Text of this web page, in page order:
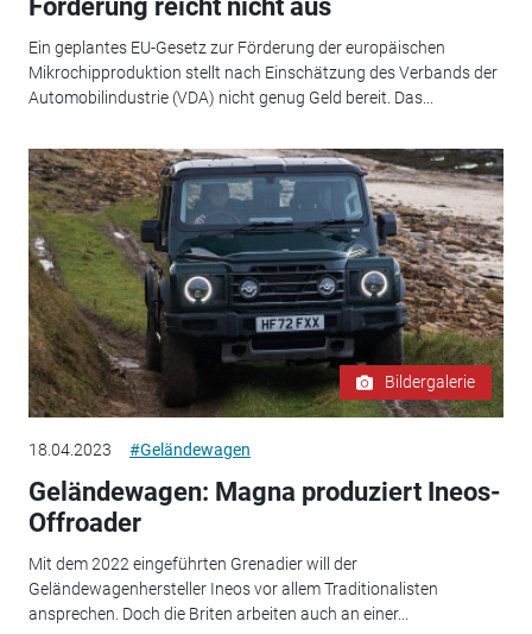
Förderung reicht nicht aus
Ein geplantes EU-Gesetz zur Förderung der europäischen
Mikrochipproduktion stellt nach Einschätzung des Verbands der
Automobilindustrie (VDA) nicht genug Geld bereit. Das...
Bildergalerie
18.04.2023 #Geländewagen
Geländewagen: Magna produziert Ineos-
Offroader
Mit dem 2022 eingeführten Grenadier will der
Geländewagenhersteller Ineos vor allem Traditionalisten
ansprechen. Doch die Briten arbeiten auch an einer...